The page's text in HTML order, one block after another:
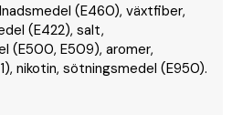
(E460), växtfiber,
(E422), salt,
(E500, E509), aromer,
nikotin, sötningsmedel (E950).